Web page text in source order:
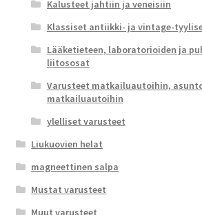
Kalusteet jahtiin ja veneisiin
Klassiset antiikki- ja vintage-
Lääketieteen, laboratorioiden ja
liitososat
Varusteet matkailuautoihin,
matkailuautoihin
ylelliset varusteet
Liukuovien helat
magneettinen salpa
Mustat varusteet
Muut varusteet